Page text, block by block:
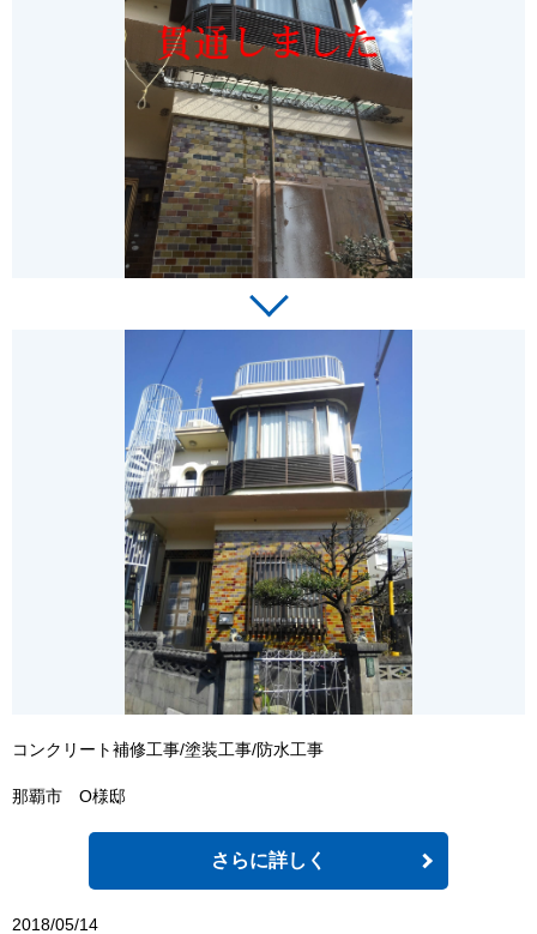
コンクリート補修工事/塗装工事/防水工事
那覇市 O様邸
さらに詳しく
2018/05/14